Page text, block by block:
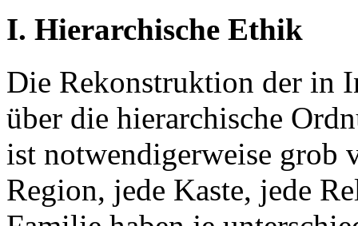
I. Hierarchische Ethik
Die Rekonstruktion der in
über die hierarchische
ist notwendigerweise grob
Region, jede Kaste, jede